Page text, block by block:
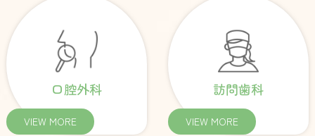
口腔外科
VIEW MORE
訪問歯科
VIEW MORE